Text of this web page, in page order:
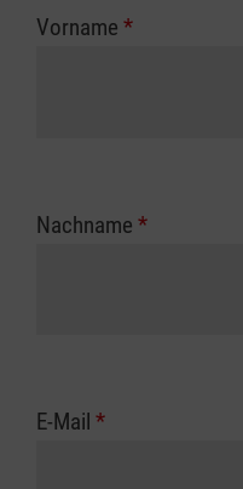
Vorname *
Nachname *
E-Mail *